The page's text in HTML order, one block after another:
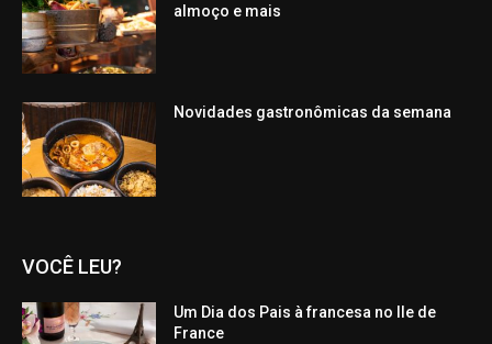
almoço e mais
Novidades gastronômicas da semana
VOCÊ LEU?
Um Dia dos Pais à francesa no Ile de
France